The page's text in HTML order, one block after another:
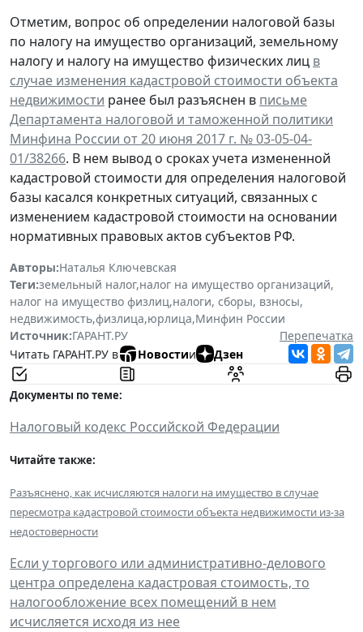
Отметим, вопрос об определении налоговой базы
по налогу на имущество организаций, земельному
налогу и налогу на имущество физических лиц в
случае изменения кадастровой стоимости объекта
недвижимости ранее был разъяснен в письме
Департамента налоговой и таможенной политики
Минфина России от 20 июня 2017 г. № 03-05-04-
01/38266. В нем вывод о сроках учета измененной
кадастровой стоимости для определения налоговой
базы касался конкретных ситуаций, связанных с
изменением кадастровой стоимости на основании
нормативных правовых актов субъектов РФ.
Авторы:Наталья Ключевская
Теги:земельный налог,налог на имущество организаций,
налог на имущество физлиц,налоги, сборы, взносы,
недвижимость,физлица,юрлица,Минфин России
Источник:ГАРАНТ.РУ
Перепечатка
Читать ГАРАНТ.РУ в
Новостии Дзен
Документы по теме:
Налоговый кодекс Российской Федерации
Читайте также:
Разъяснено, как исчисляются налоги на имущество в случае
пересмотра кадастровой стоимости объекта недвижимости из-за
недостоверности
Если у торгового или административно-делового
центра определена кадастровая стоимость, то
налогообложение всех помещений в нем
исчисляется исходя из нее